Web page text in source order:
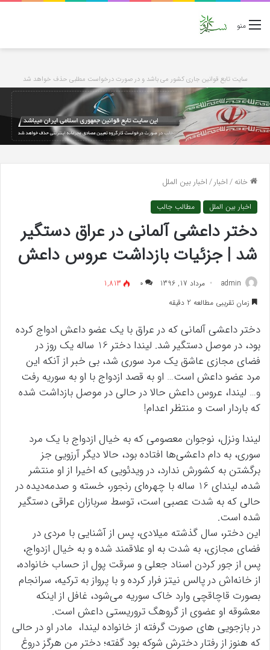
منو
سایت تابع قوانین جاری کشور می باشد و در صورت درخواست مطلبی حذف خواهد شد
خانه/اخبار/اخبار بین الملل
اخبار بین الملل مطالب جالب
دختر داعشی آلمانی در عراق دستگیر
شد | جزئیات بازداشت عروس داعش
admin مرداد 17, 1396 ۰
1,813
زمان تقریبی مطالعه 2 دقیقه
دختر داعشی آلمانی که در عراق با یک عضو داعش ادواج کرده
بود، در موصل دستگیر شد. لیندا دختر 16 ساله یک روز در
فضای مجازی عاشق یک مرد سوری شد، بی خبر از آنکه این
مرد عضو داعش است… او به قصد ازدواج با او به سوریه رفت
و… لیندا، عروس داعش حالا در حالی در موصل بازداشت شده
که باردار است و منتظر اعدام!
لیندا ونزل، نوجوان معصومی که به خیال ازدواج با یک مرد
سوری، به دام داعشی‌ها افتاده بود، حالا دیگر آرزویی جز
برگشتن به کشورش ندارد، در ویدئویی که اخیرا از او منتشر
شده، لیندای 16 ساله با چهره‌ای رنجور، خسته و صدمه‌دیده در
حالی که به شدت عصبی است، توسط سربازان عراقی دستگیر
شده است.
این دختر، سال گذشته میلادی، پس از آشنایی با مردی در
فضای مجازی، به شدت به او علاقمند شده و به خیال ازدواج،
پس از جور کردن اسناد جعلی و سرقت پول از حساب خانواده،
از خانه‌اش در پالس نیتز فرار کرده و با پرواز به ترکیه، سرانجام
بصورت قاچاقچی وارد خاک سوریه می‌شود، غافل از اینکه
معشوقه او عضوی از گروهگ تروریستی داعش است.
در بازجویی های صورت گرفته از خانواده لیندا، مادر او در حالی
که هنوز از رفتار دخترش شوکه بود گفته؛ دختر من هرگز دروغ